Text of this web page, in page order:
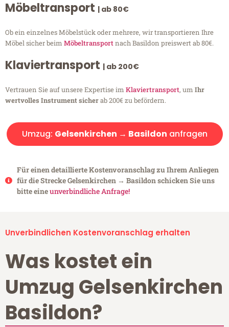
Möbeltransport | ab 80€
Ob ein einzelnes Möbelstück oder mehrere, wir transportieren Ihre
Möbel sicher beim Möbeltransportnach Basildon preiswert ab 80€.
Klaviertransport | ab 200€
Vertrauen Sie auf unsere Expertise im Klaviertransport, um Ihr
wertvolles Instrument sicherab 200€ zu befördern.
Umzug: Gelsenkirchen → Basildon anfragen
Für einen detaillierte Kostenvoranschlag zu Ihrem Anliegen
für die Strecke Gelsenkirchen → Basildon schicken Sie uns
bitte eineunverbindliche Anfrage!
Unverbindlichen Kostenvoranschlag erhalten
Was kostet ein
Umzug Gelsenkirchen
Basildon?